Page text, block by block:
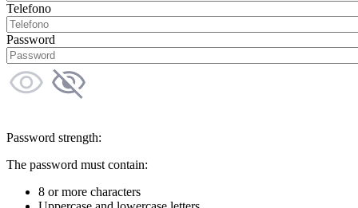
Telefono
Password
Password strength:
The password must contain:
8 or more characters